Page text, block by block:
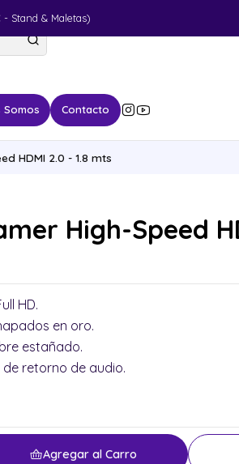
Somos Contacto
Stand & Maletas)
HDMI 2.0 - 1.8 mts
High-Speed
HD.
en oro.
estañado.
retorno de audio.
Agregar al Carro